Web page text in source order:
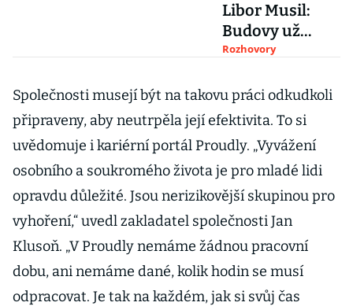
Libor Musil:
Budovy už
kvůli suchu
s ohledem na
letní režim
Rozhovory
Společnosti musejí být na takovu práci odkudkoli
připraveny, aby neutrpěla její efektivita. To si
uvědomuje i kariérní portál Proudly. „Vyvážení
osobního a soukromého života je pro mladé lidi
opravdu důležité. Jsou nerizikovější skupinou pro
vyhoření,“ uvedl zakladatel společnosti Jan
Klusoň. „V Proudly nemáme žádnou pracovní
dobu, ani nemáme dané, kolik hodin se musí
odpracovat. Je tak na každém, jak si svůj čas